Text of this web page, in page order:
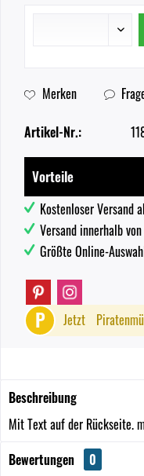
Merken
Artikel-Nr.:
Vorteile
Kostenloser Versand
Versand innerhalb
Größte Online-
P Jetzt
Beschreibung
Mit Text auf der Rückseite.
Bewertungen
0